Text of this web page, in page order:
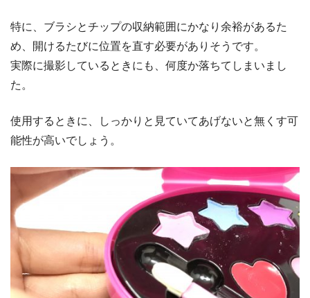
特に、ブラシとチップの収納範囲にかなり余裕があるた
め、開けるたびに位置を直す必要がありそうです。
実際に撮影しているときにも、何度か落ちてしまいまし
た。
使用するときに、しっかりと見ていてあげないと無くす可
能性が高いでしょう。